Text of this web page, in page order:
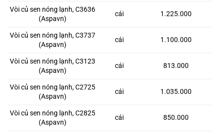
Vòi củ sen nóng lạnh, C3636
(Aspavn)
cái 1.225.000
Vòi củ sen nóng lạnh, C3737
(Aspavn)
cái 1.100.000
Vòi củ sen nóng lạnh, C3123
(Aspavn)
cái 813.000
Vòi củ sen nóng lạnh, C2725
(Aspavn)
cái 1.035.000
Vòi củ sen nóng lạnh, C2825
(Aspavn)
cái 850.000